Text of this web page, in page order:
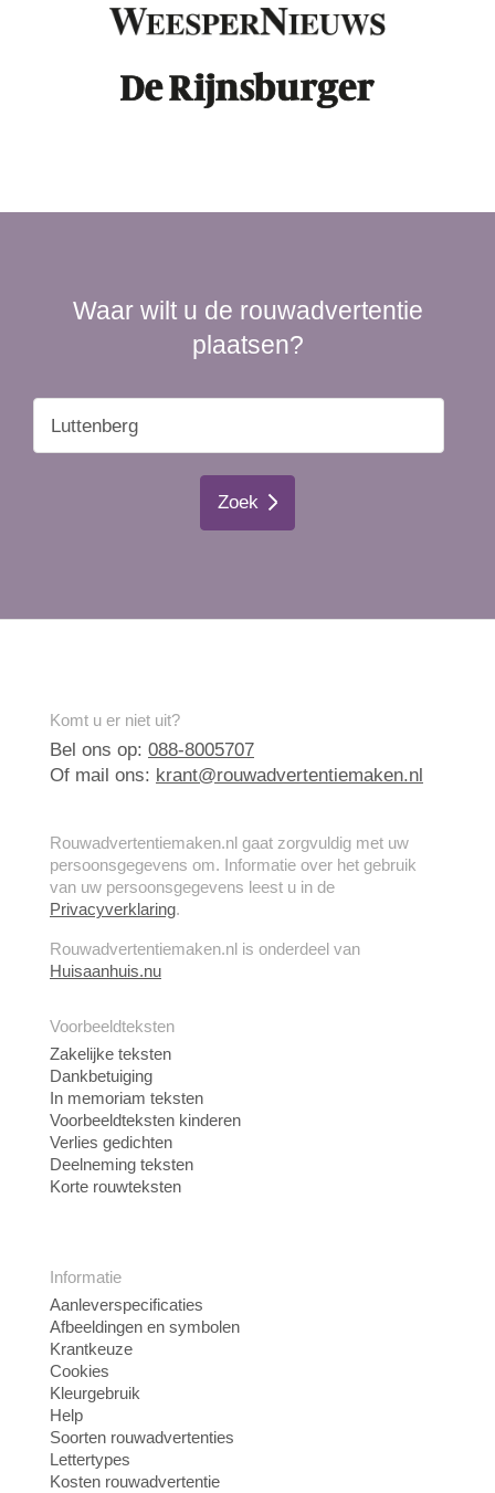
Waar wilt u de rouwadvertentie
plaatsen?
Zoek
Komt u er niet uit?
Bel ons op: 088-8005707
Of mail ons: krant@rouwadvertentiemaken.nl
Rouwadvertentiemaken.nl gaat zorgvuldig met uw
persoonsgegevens om. Informatie over het gebruik
van uw persoonsgegevens leest u in de
Privacyverklaring.
Rouwadvertentiemaken.nl is onderdeel van
Huisaanhuis.nu
Voorbeeldteksten
Zakelijke teksten
Dankbetuiging
In memoriam teksten
Voorbeeldteksten kinderen
Verlies gedichten
Deelneming teksten
Korte rouwteksten
Informatie
Aanleverspecificaties
Afbeeldingen en symbolen
Krantkeuze
Cookies
Kleurgebruik
Help
Soorten rouwadvertenties
Lettertypes
Kosten rouwadvertentie